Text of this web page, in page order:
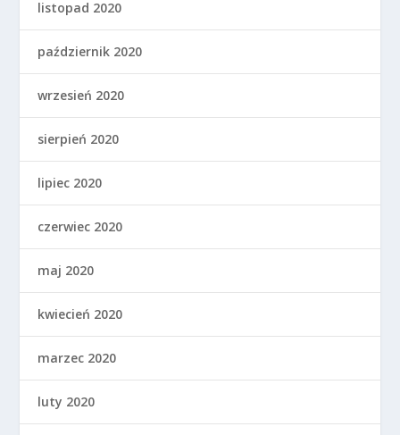
listopad 2020
październik 2020
wrzesień 2020
sierpień 2020
lipiec 2020
czerwiec 2020
maj 2020
kwiecień 2020
marzec 2020
luty 2020